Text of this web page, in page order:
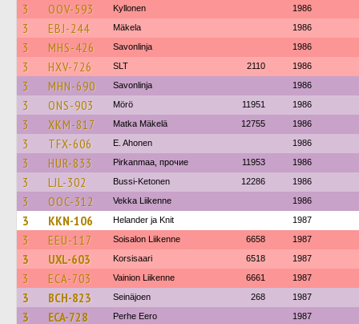
3 OOV-593 Kyllonen 1986
3 EBJ-244 Mäkela 1986
3 MHS-426 Savonlinja 1986
3 HXV-726 SLT 2110 1986
3 MHN-690 Savonlinja 1986
3 ONS-903 Mörö 11951 1986
3 XKM-817 Matka Mäkelä 12755 1986
3 TFX-606 E. Ahonen 1986
3 HUR-833 Pirkanmaa, прочие 11953 1986
3 LJL-302 Bussi-Ketonen 12286 1986
3 OOC-312 Vekka Liikenne 1986
3 KKN-106 Helander ja Knit 1987
3 EEU-117 Soisalon Liikenne 6658 1987
3 UXL-603 Korsisaari 6518 1987
3 ECA-703 Vainion Liikenne 6661 1987
3 BCH-823 Seinäjoen 268 1987
3 ECA-728 Perhe Eero 1987